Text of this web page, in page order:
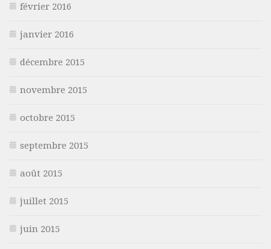
février 2016
janvier 2016
décembre 2015
novembre 2015
octobre 2015
septembre 2015
août 2015
juillet 2015
juin 2015